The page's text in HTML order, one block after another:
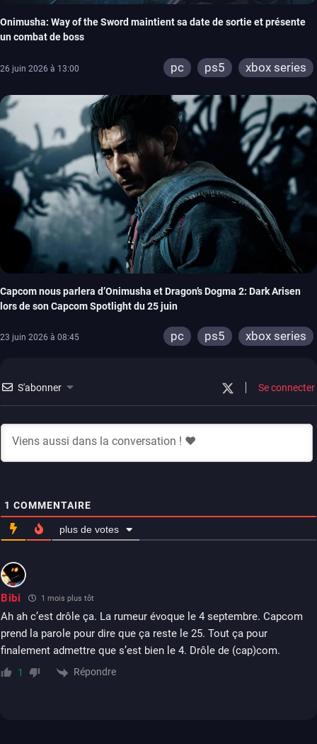
Onimusha: Way of the Sword maintient sa date de sortie et présente
un combat de boss
26 juin 2026 à 13:00 pc ps5 xbox series
Capcom nous parlera d’Onimusha et Dragon’s Dogma 2: Dark Arisen
lors de son Capcom Spotlight du 25 juin
23 juin 2026 à 08:45 pc ps5 xbox series
S'abonner Se connecter
1 COMMENTAIRE
plus de votes
Bibi 1 mois plus tôt
Ah ah c’est drôle ça. La rumeur évoque le 4 septembre. Capcom
prend la parole pour dire que ça reste le 25. Tout ça pour
finalement admettre que s’est bien le 4. Drôle de (cap)com.
1 Répondre